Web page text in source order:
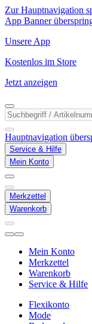
Zur Hauptnavigation
App Banner
Unsere App
Kostenlos im Store
Jetzt anzeigen
Hauptnavigation
Service & Hilfe
Mein Konto
Merkzettel
Warenkorb
Mein Konto
Merkzettel
Warenkorb
Service & Hilfe
Flexikonto
Mode